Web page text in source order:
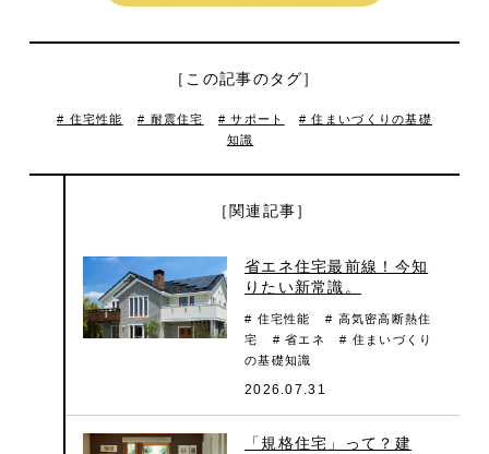
［この記事のタグ］
# 住宅性能 # 耐震住宅 # サポート
# 住まいづくりの基礎
知識
［関連記事］
省エネ住宅最前線！今知
りたい新常識。
# 住宅性能
# 高気密高断熱住
宅
# 省エネ
# 住まいづくり
の基礎知識
2026.07.31
「規格住宅」って？建